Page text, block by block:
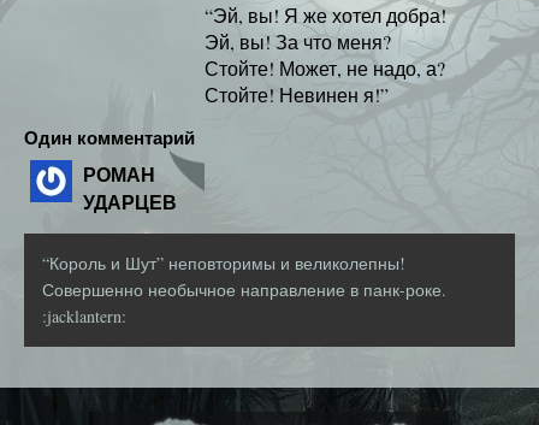
“Эй, вы! Я же хотел добра!
Эй, вы! За что меня?
Стойте! Может, не надо, а?
Стойте! Невинен я!”
Один комментарий
РОМАН
УДАРЦЕВ
“Король и Шут” неповторимы и великолепны!
Совершенно необычное направление в панк-роке.
:jacklantern: